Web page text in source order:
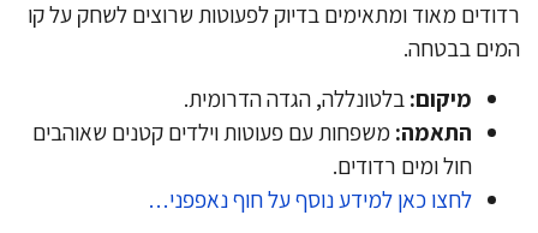
מאוד ומתאימים בדיוק לפעוטות שרוצים לשחק על קו
בבטחה.
מיקום:בלטונללה, הגדה הדרומית.
התאמה:משפחות עם פעוטות וילדים קטנים שאוהבים
חול ומים רדודים.
לחצו כאן למידע נוסף על חוף נאפפני…